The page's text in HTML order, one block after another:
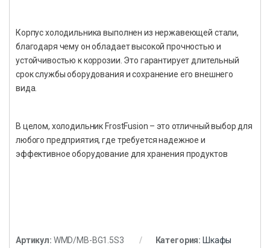
Корпус холодильника выполнен из нержавеющей стали,
благодаря чему он обладает высокой прочностью и
устойчивостью к коррозии. Это гарантирует длительный
срок службы оборудования и сохранение его внешнего
вида.
В целом, холодильник FrostFusion – это отличный выбор для
любого предприятия, где требуется надежное и
эффективное оборудование для хранения продуктов
Артикул: WMD/MB-BG1.5S3 Категория: Шкафы